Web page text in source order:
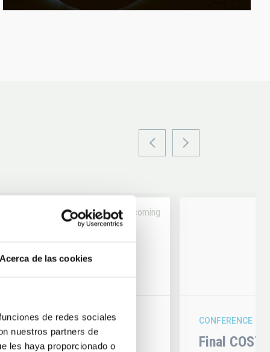
Acerca de las cookies
de redes sociales
nuestros partners de
les haya proporcionado o
14
Upcoming
2026
CONFERENCE
Final